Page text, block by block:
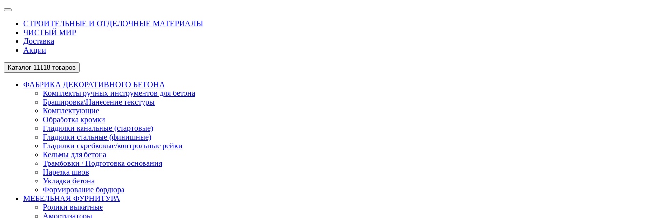
СТРОИТЕЛЬНЫЕ И ОТДЕЛОЧНЫЕ МАТЕРИАЛЫ
ЧИСТЫЙ МИР
Доставка
Акции
Каталог 11118 товаров
ФАБРИКА ДЕКОРАТИВНОГО БЕТОНА
Комплекты ручных инструментов для бетона
Брашировка\Нанесение текстуры
Комплектующие
Обработка кромки
Гладилки канальные (стартовые)
Гладилки стальные (финишные)
Гладилки скребковые/контрольные рейки
Кельмы для бетона
Трамбовки / Подготовка основания
Нарезка швов
Укладка бетона
Формирование бордюра
МЕБЕЛЬНАЯ ФУРНИТУРА
Ролики выкатные
Амортизаторы